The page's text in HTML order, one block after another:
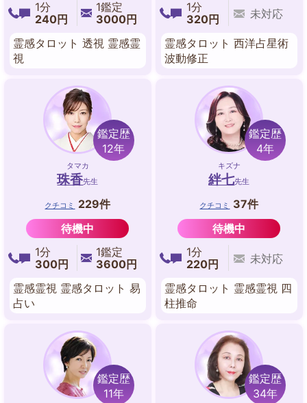
1分
240円
1鑑定
3000円
霊感タロット 透視 霊感霊
視
1分
320円
未対応
霊感タロット 西洋占星術
波動修正
鑑定歴
12年
タマカ
珠香先生
クチコミ
229件
待機中
1分
300円
1鑑定
3600円
霊感霊視 霊感タロット 易
占い
鑑定歴
4年
キズナ
絆七先生
クチコミ
37件
待機中
1分
220円
未対応
霊感タロット 霊感霊視 四
柱推命
鑑定歴
11年
鑑定歴
34年